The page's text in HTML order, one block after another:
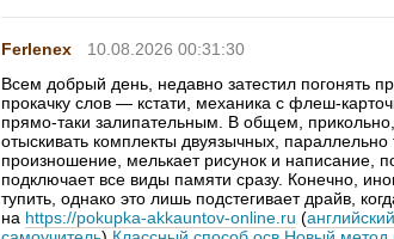
Ferlenex
10.08.2026 00:31:30
Всем добрый день, недавно затестил погонять
прокачку слов — кстати, механика с флеш-
прямо-таки залипательным. В общем, прикольно,
отыскивать комплекты двуязычных, параллельно
произношение, мелькает рисунок и написание,
подключает все виды памяти сразу. Конечно,
тупить, однако это лишь подстегивает драйв,
на https://pokupka-akkauntov-online.ru (